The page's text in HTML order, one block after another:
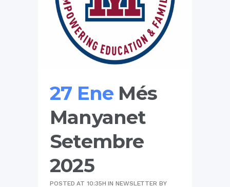
27 Ene Més
Manyanet
Setembre
2025
POSTED AT 10:35H INNEWSLETTER BY